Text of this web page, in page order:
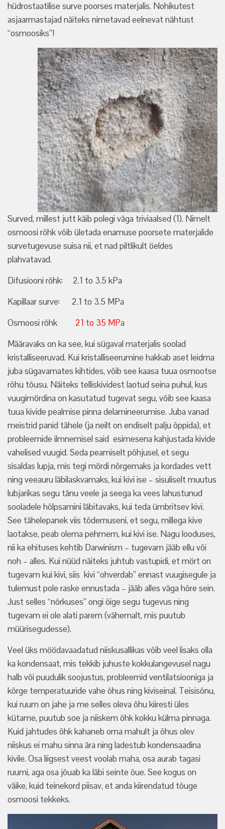
hüdrostaatilise surve poorses materjalis. Nohikutest
asjaarmastajad näiteks nimetavad eelnevat nähtust
“osmoosiks”!
Surved, millest jutt käib polegi väga triviaalsed (1). Nimelt
osmoosi rõhk võib ületada enamuse poorsete materjalide
survetugevuse suisa nii, et nad piltlikult öeldes
plahvatavad.
Difusiooni rõhk: 2.1 to 3.5 kPa
Kapillaar surve: 2.1 to 3.5 MPa
Osmoosi rõhk
21 to 35 MPa
Määravaks on ka see, kui sügaval materjalis soolad
kristalliseeruvad. Kui kristalliseerumine hakkab aset leidma
juba sügavamates kihtides, võib see kaasa tuua osmootse
rõhu tõusu. Näiteks telliskividest laotud seina puhul, kus
vuugimördina on kasutatud tugevat segu, võib see kaasa
tuua kivide pealmise pinna delamineerumise. Juba vanad
meistrid panid tähele (ja neilt on endiselt palju õppida), et
probleemide ilmnemisel said esimesena kahjustada kivide
vahelised vuugid. Seda peamiselt põhjusel, et segu
sisaldas lupja, mis tegi mördi nõrgemaks ja kordades vett
ning veeauru läbilaskvamaks, kui kivi ise – sisuliselt muutus
lubjarikas segu tänu veele ja seega ka vees lahustunud
sooladele hõlpsamini läbitavaks, kui teda ümbritsev kivi.
See tähelepanek viis tõdemuseni, et segu, millega kive
laotakse, peab olema pehmem, kui kivi ise. Nagu looduses,
nii ka ehituses kehtib Darwinism – tugevam jääb ellu või
noh – alles. Kui nüüd näiteks juhtub vastupidi, et mört on
tugevam kui kivi, siis kivi “ohverdab” ennast vuugisegule ja
tulemust pole raske ennustada – jääb alles väga hõre sein.
Just selles “nõrkuses” ongi õige segu tugevus ning
tugevam ei ole alati parem (vähemalt, mis puutub
müürisegudesse).
Veel üks möödavaadatud niiskusallikas võib veel lisaks olla
ka kondensaat, mis tekkib juhuste kokkulangevusel nagu
halb või puudulik soojustus, probleemid ventilatsiooniga ja
kõrge temperatuuride vahe õhus ning kiviseinal. Teisisõnu,
kui ruum on jahe ja me selles oleva õhu kiiresti üles
kütame, puutub soe ja niiskem õhk kokku külma pinnaga.
Kuid jahtudes õhk kahaneb oma mahult ja õhus olev
niiskus ei mahu sinna ära ning ladestub kondensaadina
kivile. Osa liigsest veest voolab maha, osa aurab tagasi
ruumi, aga osa jõuab ka läbi seinte õue. See kogus on
väike, kuid teinekord piisav, et anda kiirendatud tõuge
osmoosi tekkeks.